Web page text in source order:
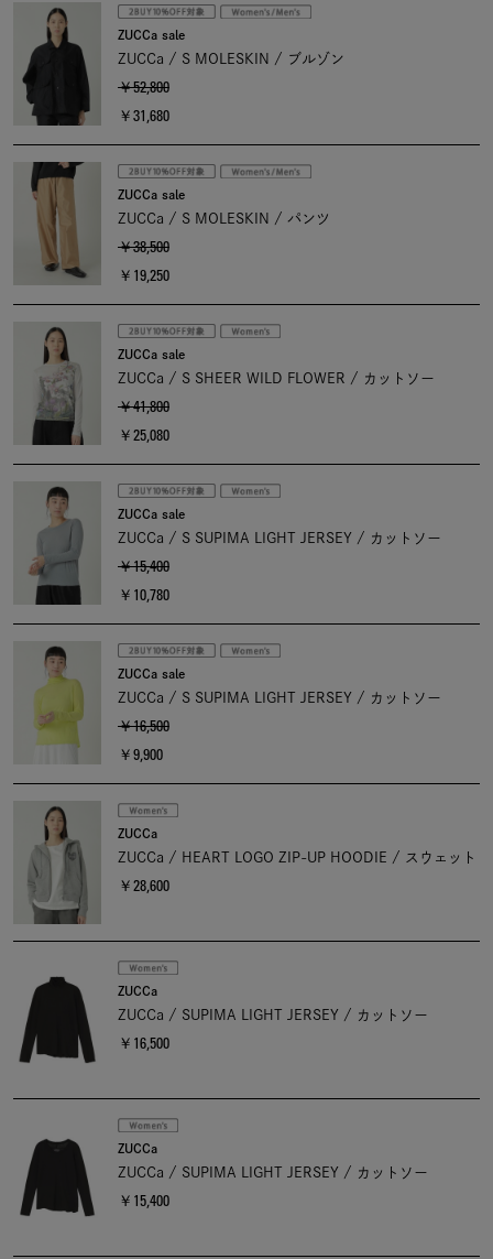
ZUCCa sale
ZUCCa / S MOLESKIN / ブルゾン
￥52,800
￥31,680
ZUCCa sale
ZUCCa / S MOLESKIN / パンツ
￥38,500
￥19,250
ZUCCa sale
ZUCCa / S SHEER WILD FLOWER / カットソー
￥41,800
￥25,080
ZUCCa sale
ZUCCa / S SUPIMA LIGHT JERSEY / カットソー
￥15,400
￥10,780
ZUCCa sale
ZUCCa / S SUPIMA LIGHT JERSEY / カットソー
￥16,500
￥9,900
ZUCCa
ZUCCa / HEART LOGO ZIP-UP HOODIE / スウェット
￥28,600
ZUCCa
ZUCCa / SUPIMA LIGHT JERSEY / カットソー
￥16,500
ZUCCa
ZUCCa / SUPIMA LIGHT JERSEY / カットソー
￥15,400